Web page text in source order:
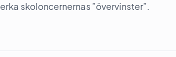
skoloncernernas ”övervinster”.